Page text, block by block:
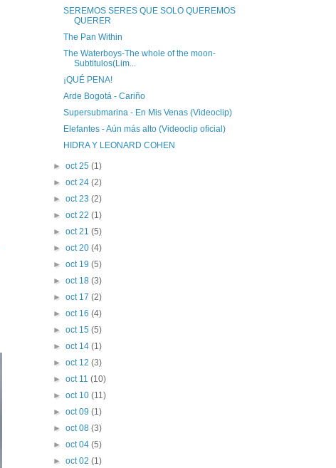
SEREMOS SERES QUE SOLO QUEREMOS
QUERER
The Pan Within
The Waterboys-The whole of the moon-
Subtitulos(Lim...
¡QUÉ PENA!
Arde Bogotá - Cariño
Supersubmarina - En Mis Venas (Videoclip)
Elefantes - Aún más alto (Videoclip oficial)
HIDRA Y LEONARD COHEN
► oct 25 (1)
► oct 24 (2)
► oct 23 (2)
► oct 22 (1)
► oct 21 (5)
► oct 20 (4)
► oct 19 (5)
► oct 18 (3)
► oct 17 (2)
► oct 16 (4)
► oct 15 (5)
► oct 14 (1)
► oct 12 (3)
► oct 11 (10)
► oct 10 (11)
► oct 09 (1)
► oct 08 (3)
► oct 04 (5)
► oct 02 (1)